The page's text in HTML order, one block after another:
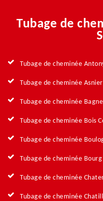
Tubage de
Tubage de cheminée
Tubage de cheminée
Tubage de cheminée
Tubage de cheminée Bois
Tubage de cheminée
Tubage de cheminée Bourg
Tubage de cheminée
Tubage de cheminée